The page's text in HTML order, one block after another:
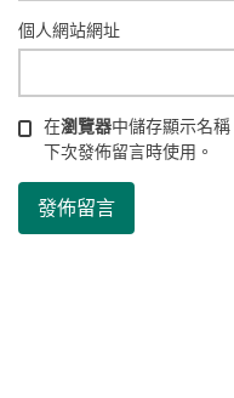
個人網站網址
在瀏覽器中儲存顯示名
下次發佈留言時使用。